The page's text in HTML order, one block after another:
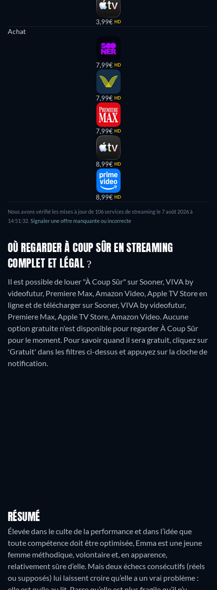
3,99€ HD
Achat
7,99€ HD
7,99€ HD
7,99€ HD
8,99€ HD
8,99€ HD
Nous avons vérifié les mises à jour de 106services de streaming le7 août 2026à
14:51:32 Signaler une offre manquante ou incorrecte
OÙ REGARDER À COUP SÛR EN STREAMING
COMPLET ET LÉGAL ?
Il est possible de louer "À Coup Sûr" sur Sooner, VIVA by
videofutur, Premiere Max, Amazon Video, Apple TV Store en
ligne et de télécharger sur Sooner, VIVA by videofutur,
Premiere Max, Apple TV Store, Amazon Video.Aucune
option gratuite n'est disponible pour regarder À Coup Sûr
pour le moment. Pour savoir quand il sera gratuit, cliquez sur
'Gratuit' dans les filtres ci-dessus et appuyez sur la cloche de
notification.
RÉSUMÉ
Élevée dans le culte de la performance et dans l’idée que
toute compétence doit être optimisée, Emma est une jeune
femme méthodique, volontaire et, en apparence,
relativement sûre d’elle. Mais deux échecs consécutifs (réels
ou supposés) lui laissent croire qu’elle a un vrai problème :